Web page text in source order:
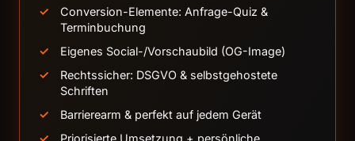
Conversion-Elemente: Anfrage-Quiz &
Terminbuchung
Eigenes Social-/Vorschaubild (OG-Image)
Rechtssicher: DSGVO & selbstgehostete
Schriften
Barrierearm & perfekt auf jedem Gerät
Priorisierte Umsetzung + persönliche